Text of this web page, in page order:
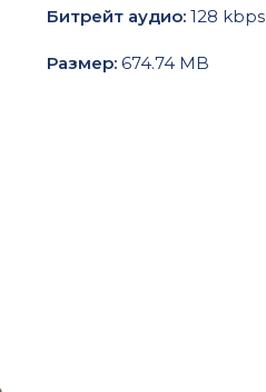
Битрейт аудио: 128 kbps
Размер: 674.74 MB